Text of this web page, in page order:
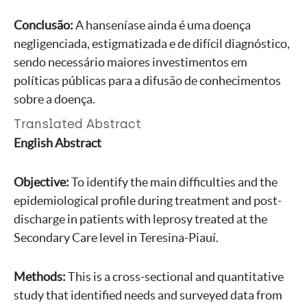
Conclusão:A hanseníase ainda é uma doença
negligenciada, estigmatizada e de difícil diagnóstico,
sendo necessário maiores investimentos em
políticas públicas para a difusão de conhecimentos
sobre a doença.
Translated Abstract
English Abstract
Objective:To identify the main difficulties and the
epidemiological profile during treatment and post-
discharge in patients with leprosy treated at the
Secondary Care level in Teresina-Piauí.
Methods:This is a cross-sectional and quantitative
study that identified needs and surveyed data from